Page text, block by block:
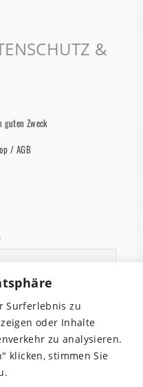
Surferlebnis zu
oder Inhalte
zu analysieren.
klicken, stimmen Sie
&
guten Zweck
/ AGB
Du unsere